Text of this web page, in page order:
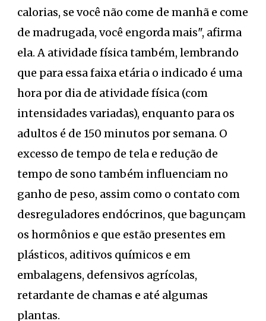
calorias, se você não come de manhã e come
de madrugada, você engorda mais", afirma
ela. A atividade física também, lembrando
que para essa faixa etária o indicado é uma
hora por dia de atividade física (com
intensidades variadas), enquanto para os
adultos é de 150 minutos por semana. O
excesso de tempo de tela e redução de
tempo de sono também influenciam no
ganho de peso, assim como o contato com
desreguladores endócrinos, que bagunçam
os hormônios e que estão presentes em
plásticos, aditivos químicos e em
embalagens, defensivos agrícolas,
retardante de chamas e até algumas
plantas.